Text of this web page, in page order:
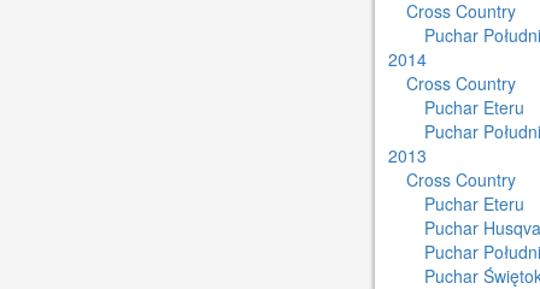
Cross Country
Puchar
2014
Cross Country
Puchar Eteru
Puchar
2013
Cross Country
Puchar Eteru
Puchar
Puchar
Puchar